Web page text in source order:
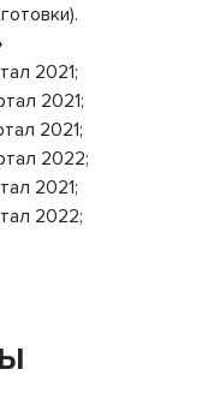
2021;
2021;
2021;
2022;
2021;
2022;